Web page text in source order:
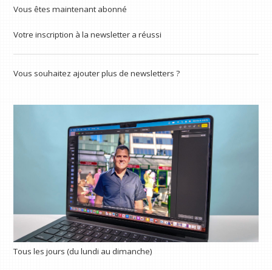
Vous êtes maintenant abonné
Votre inscription à la newsletter a réussi
Vous souhaitez ajouter plus de newsletters ?
Tous les jours (du lundi au dimanche)